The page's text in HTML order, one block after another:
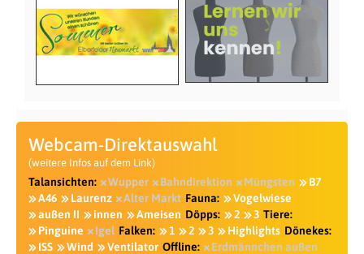
Webcam-Direktauswahl
(weitere Infos auf dem Link)
Talansichten: Wupper Bahndirektion Müngsten
B7
A46
Laurenz Alter Markt Fauna:
Vogelwiese
außen II
innen Ameisen Döpps: 2 3 Tiere:
Pinguine
Igel Falken: 1 2 3 Highlights Dönekes:
ISS
Wind Ventilator Offline:
Erdmännchen außen